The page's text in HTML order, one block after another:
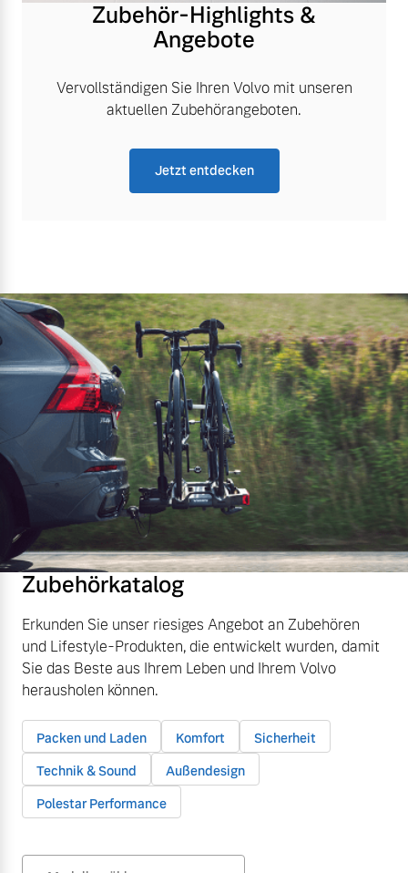
Zubehör-Highlights &
Angebote
Vervollständigen Sie Ihren Volvo mit unseren
aktuellen Zubehörangeboten.
Jetzt entdecken
Zubehörkatalog
Erkunden Sie unser riesiges Angebot an Zubehören
und Lifestyle-Produkten, die entwickelt wurden, damit
Sie das Beste aus Ihrem Leben und Ihrem Volvo
herausholen können.
Packen und Laden Komfort
Sicherheit
Technik & Sound
Außendesign
Polestar Performance